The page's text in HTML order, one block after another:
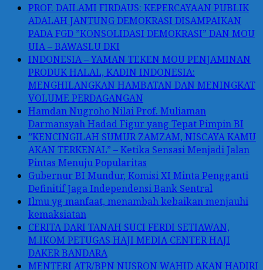
PROF. DAILAMI FIRDAUS: KEPERCAYAAN PUBLIK
ADALAH JANTUNG DEMOKRASI DISAMPAIKAN
PADA FGD ”KONSOLIDASI DEMOKRASI” DAN MOU
UIA – BAWASLU DKI
INDONESIA – YAMAN TEKEN MOU PENJAMINAN
PRODUK HALAL, KADIN INDONESIA:
MENGHILANGKAN HAMBATAN DAN MENINGKAT
VOLUME PERDAGANGAN
Hamdan Nugroho Nilai Prof. Muliaman
Darmansyah Hadad Figur yang Tepat Pimpin BI
”KENCINGILAH SUMUR ZAMZAM, NISCAYA KAMU
AKAN TERKENAL” – Ketika Sensasi Menjadi Jalan
Pintas Menuju Popularitas
Gubernur BI Mundur, Komisi XI Minta Pengganti
Definitif Jaga Independensi Bank Sentral
Ilmu yg manfaat, menambah kebaikan menjauhi
kemaksiatan
CERITA DARI TANAH SUCI FERDI SETIAWAN,
M.IKOM PETUGAS HAJI MEDIA CENTER HAJI
DAKER BANDARA
MENTERI ATR/BPN NUSRON WAHID AKAN HADIRI